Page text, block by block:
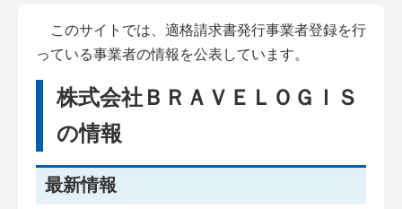
このサイトでは、適格請求書発行事業者登録を行
っている事業者の情報を公表しています。
株式会社ＢＲＡＶＥＬＯＧＩＳ
の情報
最新情報